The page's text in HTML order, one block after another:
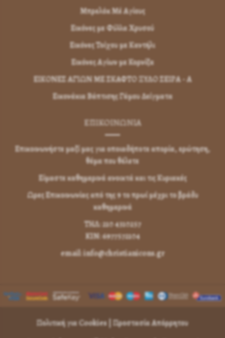
Μπρελόκ Μέ Αγίους
Εικόνες με Φύλλα Χρυσού
Εικόνες Τοίχου με Καντήλι
Εικόνες Αγίων με Κορνίζα
ΕΙΚΟΝΕΣ ΑΓΙΩΝ ΜΕ ΣΚΑΦΤΟ ΞΥΛΟ ΣΕΙΡΑ - Α
Εικονάκια Βάπτισης Γάμου Δείγματα
ΕΠΙΚΟΙΝΩΝΊΑ
Επικοινωνήστε μαζί μας για οποιαδήποτε απορία, ερώτηση,
θέμα που θέλετε
Είμαστε καθημερινά ανοικτά και τις Κυριακές
Ωρες Επικοινωνίας από της 9 το πρωί μέχρι το βράδυ
καθημερινά
ΤΗΛ: 210 4310257
KIN: 6977572104
email: info@christianicons.gr
Πολιτική για Cookies Προστασία Απόρρητου